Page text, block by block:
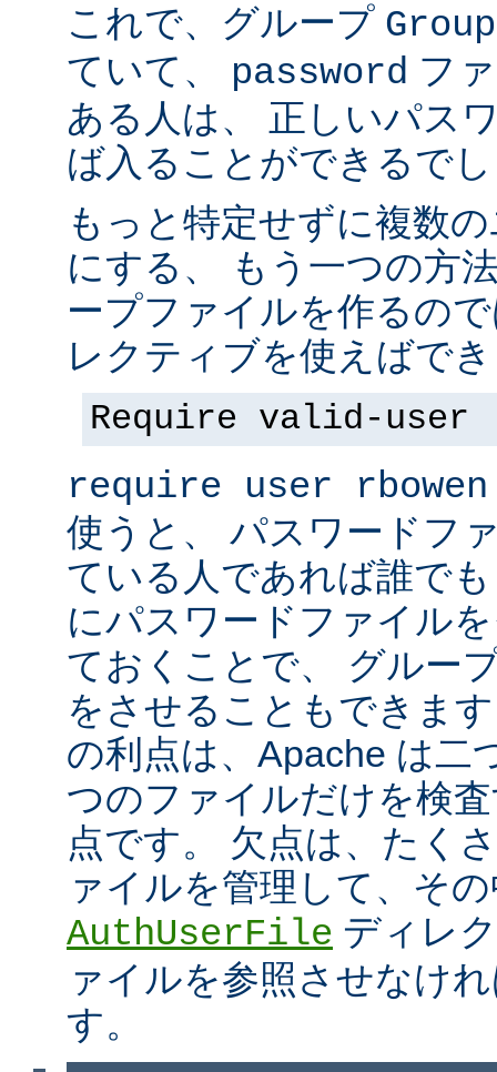
これで、グループ
ていて、 password フ
ある人は、 正しいパス
ば入ることができるで
もっと特定せずに複数
にする、 もう一つの方
ープファイルを作るの
レクティブを使えばで
Require valid-user
require user rbowen
使うと、 パスワードフ
ている人であれば誰で
にパスワードファイル
ておくことで、 グルー
をさせることもできま
の利点は、Apache は二
つのファイルだけを検
点です。 欠点は、たく
ァイルを管理して、そ
AuthUserFile ディレ
ァイルを参照させなけ
す。